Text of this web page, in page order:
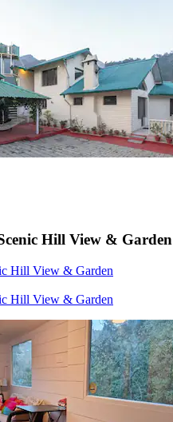
Hill View & Garden
Hill View & Garden
Hill View & Garden